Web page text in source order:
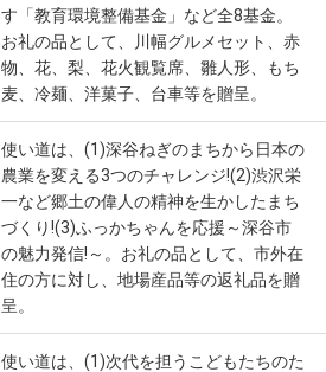
す「教育環境整備基金」など全8基金。
お礼の品として、川幅グルメセット、赤
物、花、梨、花火観覧席、雛人形、もち
麦、冷麺、洋菓子、台車等を贈呈。
使い道は、(1)深谷ねぎのまちから日本の
農業を変える3つのチャレンジ!(2)渋沢栄
一など郷土の偉人の精神を生かしたまち
づくり!(3)ふっかちゃんを応援～深谷市
の魅力発信!～。お礼の品として、市外在
住の方に対し、地場産品等の返礼品を贈
呈。
使い道は、(1)次代を担うこどもたちのた